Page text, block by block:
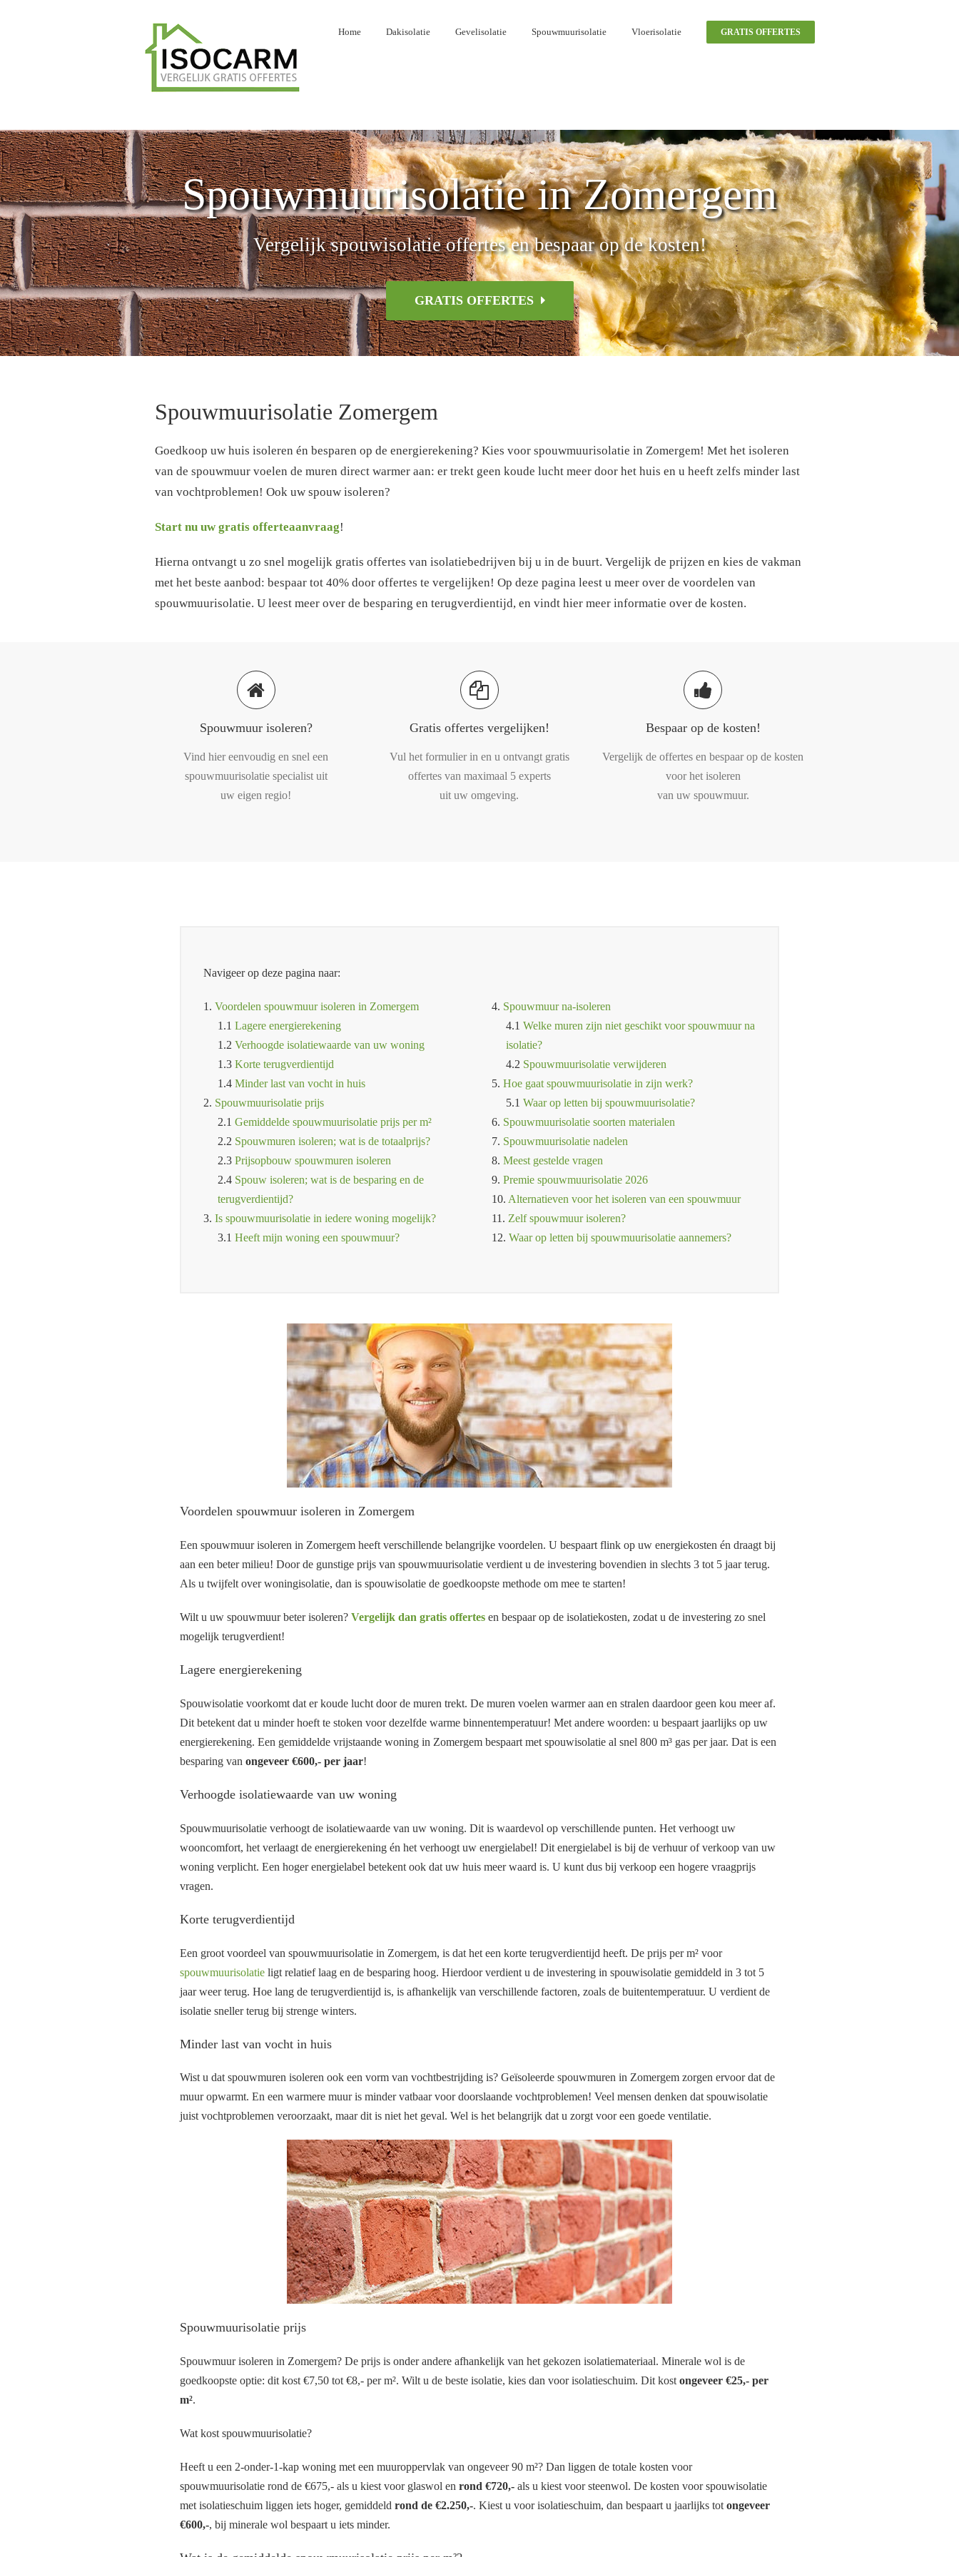
Home Dakisolatie Gevelisolatie Spouwmuurisolatie Vloerisolatie GRATIS OFFERTES
Spouwmuurisolatie in Zomergem
Vergelijk spouwisolatie offertes en bespaar op de kosten!
GRATIS OFFERTES
Spouwmuurisolatie Zomergem
Goedkoop uw huis isoleren én besparen op de energierekening? Kies voor spouwmuurisolatie in Zomergem! Met het isoleren
van de spouwmuur voelen de muren direct warmer aan: er trekt geen koude lucht meer door het huis en u heeft zelfs minder last
van vochtproblemen! Ook uw spouw isoleren?
Start nu uw gratis offerteaanvraag!
Hierna ontvangt u zo snel mogelijk gratis offertes van isolatiebedrijven bij u in de buurt. Vergelijk de prijzen en kies de vakman
met het beste aanbod: bespaar tot 40% door offertes te vergelijken! Op deze pagina leest u meer over de voordelen van
spouwmuurisolatie. U leest meer over de besparing en terugverdientijd, en vindt hier meer informatie over de kosten.
Spouwmuur isoleren?
Vind hier eenvoudig en snel een
spouwmuurisolatie specialist uit
uw eigen regio!
Gratis offertes vergelijken!
Vul het formulier in en u ontvangt gratis
offertes van maximaal 5 experts
uit uw omgeving.
Bespaar op de kosten!
Vergelijk de offertes en bespaar op de kosten
voor het isoleren
van uw spouwmuur.
Navigeer op deze pagina naar:
1. Voordelen spouwmuur isoleren in Zomergem
1.1 Lagere energierekening
1.2 Verhoogde isolatiewaarde van uw woning
1.3 Korte terugverdientijd
1.4 Minder last van vocht in huis
2. Spouwmuurisolatie prijs
2.1 Gemiddelde spouwmuurisolatie prijs per m²
2.2 Spouwmuren isoleren; wat is de totaalprijs?
2.3 Prijsopbouw spouwmuren isoleren
2.4 Spouw isoleren; wat is de besparing en de
terugverdientijd?
3. Is spouwmuurisolatie in iedere woning mogelijk?
3.1 Heeft mijn woning een spouwmuur?
4. Spouwmuur na-isoleren
4.1Welke muren zijn niet geschikt voor spouwmuur na
isolatie?
4.2 Spouwmuurisolatie verwijderen
5.Hoe gaat spouwmuurisolatie in zijn werk?
5.1Waar op letten bij spouwmuurisolatie?
6. Spouwmuurisolatie soorten materialen
7. Spouwmuurisolatie nadelen
8.Meest gestelde vragen
9.Premie spouwmuurisolatie 2026
10.Alternatieven voor het isoleren van een spouwmuur
11.Zelf spouwmuur isoleren?
12.Waar op letten bij spouwmuurisolatie aannemers?
Voordelen spouwmuur isoleren in Zomergem
Een spouwmuur isoleren in Zomergem heeft verschillende belangrijke voordelen. U bespaart flink op uw energiekosten én draagt bij
aan een beter milieu! Door de gunstige prijs van spouwmuurisolatie verdient u de investering bovendien in slechts 3 tot 5 jaar terug.
Als u twijfelt over woningisolatie, dan is spouwisolatie de goedkoopste methode om mee te starten!
Wilt u uw spouwmuur beter isoleren? Vergelijk dan gratis offertes en bespaar op de isolatiekosten, zodat u de investering zo snel
mogelijk terugverdient!
Lagere energierekening
Spouwisolatie voorkomt dat er koude lucht door de muren trekt. De muren voelen warmer aan en stralen daardoor geen kou meer af.
Dit betekent dat u minder hoeft te stoken voor dezelfde warme binnentemperatuur! Met andere woorden: u bespaart jaarlijks op uw
energierekening. Een gemiddelde vrijstaande woning in Zomergem bespaart met spouwisolatie al snel 800 m³ gas per jaar. Dat is een
besparing van ongeveer €600,- per jaar!
Verhoogde isolatiewaarde van uw woning
Spouwmuurisolatie verhoogt de isolatiewaarde van uw woning. Dit is waardevol op verschillende punten. Het verhoogt uw
wooncomfort, het verlaagt de energierekening én het verhoogt uw energielabel! Dit energielabel is bij de verhuur of verkoop van uw
woning verplicht. Een hoger energielabel betekent ook dat uw huis meer waard is. U kunt dus bij verkoop een hogere vraagprijs
vragen.
Korte terugverdientijd
Een groot voordeel van spouwmuurisolatie in Zomergem, is dat het een korte terugverdientijd heeft. De prijs per m² voor
spouwmuurisolatie ligt relatief laag en de besparing hoog. Hierdoor verdient u de investering in spouwisolatie gemiddeld in 3 tot 5
jaar weer terug. Hoe lang de terugverdientijd is, is afhankelijk van verschillende factoren, zoals de buitentemperatuur. U verdient de
isolatie sneller terug bij strenge winters.
Minder last van vocht in huis
Wist u dat spouwmuren isoleren ook een vorm van vochtbestrijding is? Geïsoleerde spouwmuren in Zomergem zorgen ervoor dat de
muur opwarmt. En een warmere muur is minder vatbaar voor doorslaande vochtproblemen! Veel mensen denken dat spouwisolatie
juist vochtproblemen veroorzaakt, maar dit is niet het geval. Wel is het belangrijk dat u zorgt voor een goede ventilatie.
Spouwmuurisolatie prijs
Spouwmuur isoleren in Zomergem? De prijs is onder andere afhankelijk van het gekozen isolatiemateriaal. Minerale wol is de
goedkoopste optie: dit kost €7,50 tot €8,- per m². Wilt u de beste isolatie, kies dan voor isolatieschuim. Dit kost ongeveer €25,- per
m².
Wat kost spouwmuurisolatie?
Heeft u een 2-onder-1-kap woning met een muuroppervlak van ongeveer 90 m²? Dan liggen de totale kosten voor
spouwmuurisolatie rond de €675,- als u kiest voor glaswol en rond €720,- als u kiest voor steenwol. De kosten voor spouwisolatie
met isolatieschuim liggen iets hoger, gemiddeld rond de €2.250,-. Kiest u voor isolatieschuim, dan bespaart u jaarlijks tot ongeveer
€600,-, bij minerale wol bespaart u iets minder.